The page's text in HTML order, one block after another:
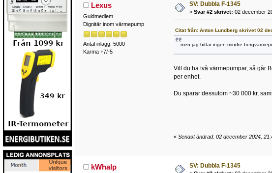
Lexus
Guldmedlem
Dignitär inom värmepump
Antal inlägg: 5000
Karma +7/-5
SV: Dubbla F-1345
« Svar #2 skrivet: 02 december
Citat från: Anton Lundberg skrivet 02
men jag hittar ingen mindre
Vill du ha två värmepumpar, så går
per enhet.
Du sparar dessutom ~30 000 kr,
« Senast ändrad: 02 december 2024,
kWhalp SV: Dubbla F-1345